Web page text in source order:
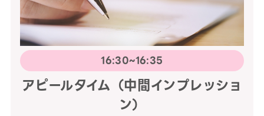
16:30~16:35
アピールタイム（中間インプレッショ
ン）